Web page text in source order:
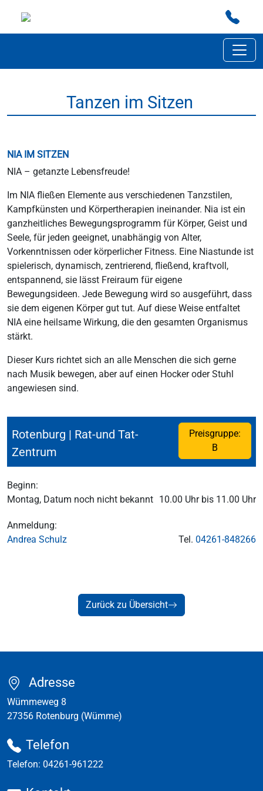
Tanzen im Sitzen
NIA IM SITZEN
NIA – getanzte Lebensfreude!
Im NIA fließen Elemente aus verschiedenen Tanzstilen,
Kampfkünsten und Körpertherapien ineinander. Nia ist ein
ganzheitliches Bewegungsprogramm für Körper, Geist und
Seele, für jeden geeignet, unabhängig von Alter,
Vorkenntnissen oder körperlicher Fitness. Eine Niastunde ist
spielerisch, dynamisch, zentrierend, fließend, kraftvoll,
entspannend, sie lässt Freiraum für eigene
Bewegungsideen. Jede Bewegung wird so ausgeführt, dass
sie dem eigenen Körper gut tut. Auf diese Weise entfaltet
NIA eine heilsame Wirkung, die den gesamten Organismus
stärkt.
Dieser Kurs richtet sich an alle Menschen die sich gerne
nach Musik bewegen, aber auf einen Hocker oder Stuhl
angewiesen sind.
Rotenburg | Rat-und Tat-
Zentrum
Preisgruppe:
B
Beginn:
Montag, Datum noch nicht bekannt 10.00 Uhr bis 11.00 Uhr
Anmeldung:
Andrea Schulz
Tel. 04261-848266
Zurück zu Übersicht
Adresse
Wümmeweg 8
27356 Rotenburg (Wümme)
Telefon
Telefon: 04261-961222